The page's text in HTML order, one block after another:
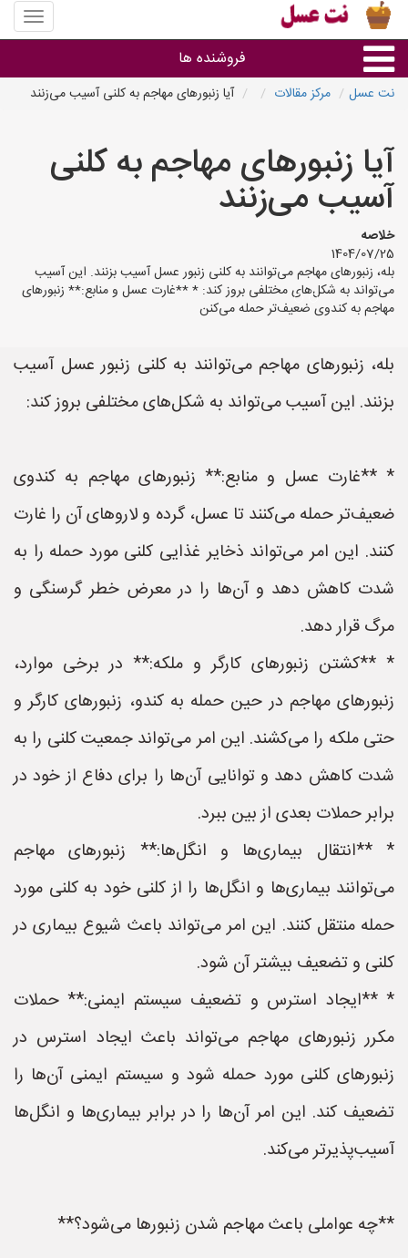
منوی
سایت
عسل
فروشنده ها
استان ها
نت عسل مرکز مقالات آیا زنبورهای مهاجم به کلنی آسیب می‌زنند
آیا زنبورهای مهاجم به کلنی
آسیب می‌زنند
خلاصه
1404/07/25
بله، زنبورهای مهاجم می‌توانند به کلنی زنبور عسل آسیب بزنند. این آسیب
می‌تواند به شکل‌های مختلفی بروز کند: * **غارت عسل و منابع:** زنبورهای
مهاجم به کندوی ضعیف‌تر حمله می‌کنن
بله، زنبورهای مهاجم می‌توانند به کلنی زنبور عسل آسیب
بزنند. این آسیب می‌تواند به شکل‌های مختلفی بروز کند:
* **غارت عسل و منابع:** زنبورهای مهاجم به کندوی
ضعیف‌تر حمله می‌کنند تا عسل، گرده و لاروهای آن را غارت
کنند. این امر می‌تواند ذخایر غذایی کلنی مورد حمله را به
شدت کاهش دهد و آن‌ها را در معرض خطر گرسنگی و
مرگ قرار دهد.
* **کشتن زنبورهای کارگر و ملکه:** در برخی موارد،
زنبورهای مهاجم در حین حمله به کندو، زنبورهای کارگر و
حتی ملکه را می‌کشند. این امر می‌تواند جمعیت کلنی را به
شدت کاهش دهد و توانایی آن‌ها را برای دفاع از خود در
برابر حملات بعدی از بین ببرد.
* **انتقال بیماری‌ها و انگل‌ها:** زنبورهای مهاجم
می‌توانند بیماری‌ها و انگل‌ها را از کلنی خود به کلنی مورد
حمله منتقل کنند. این امر می‌تواند باعث شیوع بیماری در
کلنی و تضعیف بیشتر آن شود.
* **ایجاد استرس و تضعیف سیستم ایمنی:** حملات
مکرر زنبورهای مهاجم می‌تواند باعث ایجاد استرس در
زنبورهای کلنی مورد حمله شود و سیستم ایمنی آن‌ها را
تضعیف کند. این امر آن‌ها را در برابر بیماری‌ها و انگل‌ها
آسیب‌پذیرتر می‌کند.
**چه عواملی باعث مهاجم شدن زنبورها می‌شود؟**